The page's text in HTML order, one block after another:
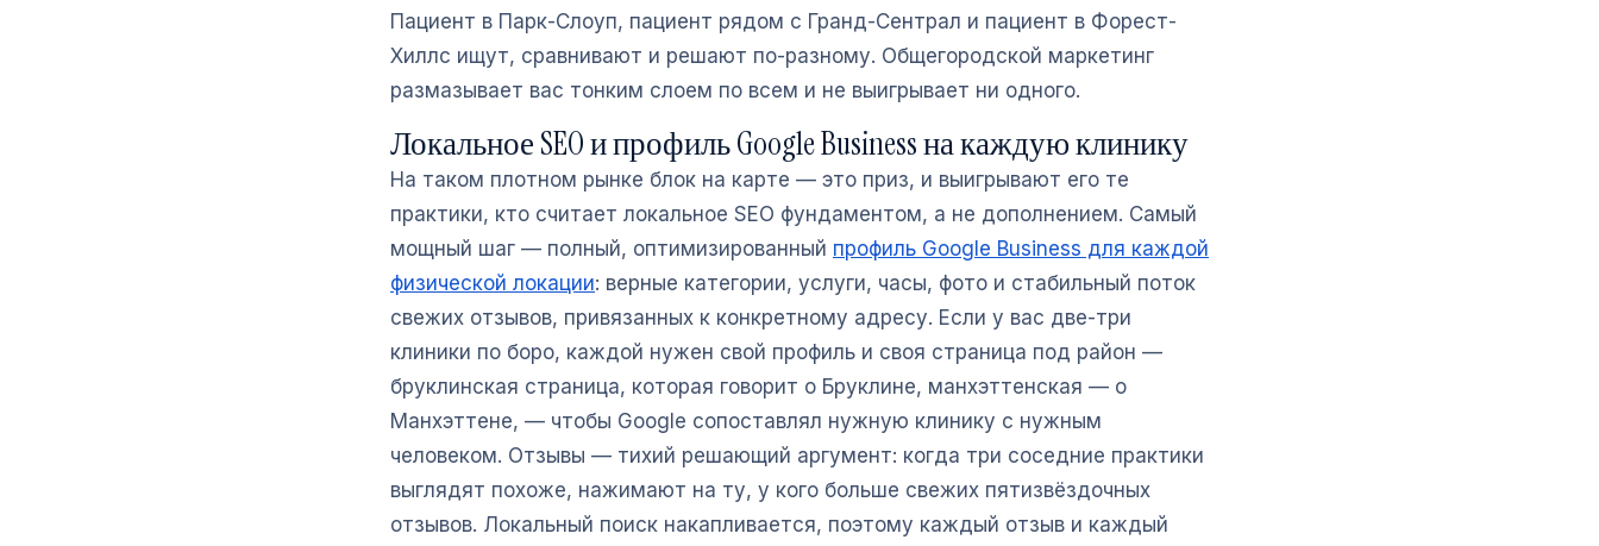
Пациент в Парк-Слоуп, пациент рядом с Гранд-Сентрал и пациент в Форест-
Хиллс ищут, сравнивают и решают по-разному. Общегородской маркетинг
размазывает вас тонким слоем по всем и не выигрывает ни одного.
Локальное SEO и профиль Google Business на каждую клинику
На таком плотном рынке блок на карте — это приз, и выигрывают его те
практики, кто считает локальное SEO фундаментом, а не дополнением. Самый
мощный шаг — полный, оптимизированный профиль Google Business для каждой
физической локации: верные категории, услуги, часы, фото и стабильный поток
свежих отзывов, привязанных к конкретному адресу. Если у вас две-три
клиники по боро, каждой нужен свой профиль и своя страница под район —
бруклинская страница, которая говорит о Бруклине, манхэттенская — о
Манхэттене, — чтобы Google сопоставлял нужную клинику с нужным
человеком. Отзывы — тихий решающий аргумент: когда три соседние практики
выглядят похоже, нажимают на ту, у кого больше свежих пятизвёздочных
отзывов. Локальный поиск накапливается, поэтому каждый отзыв и каждый